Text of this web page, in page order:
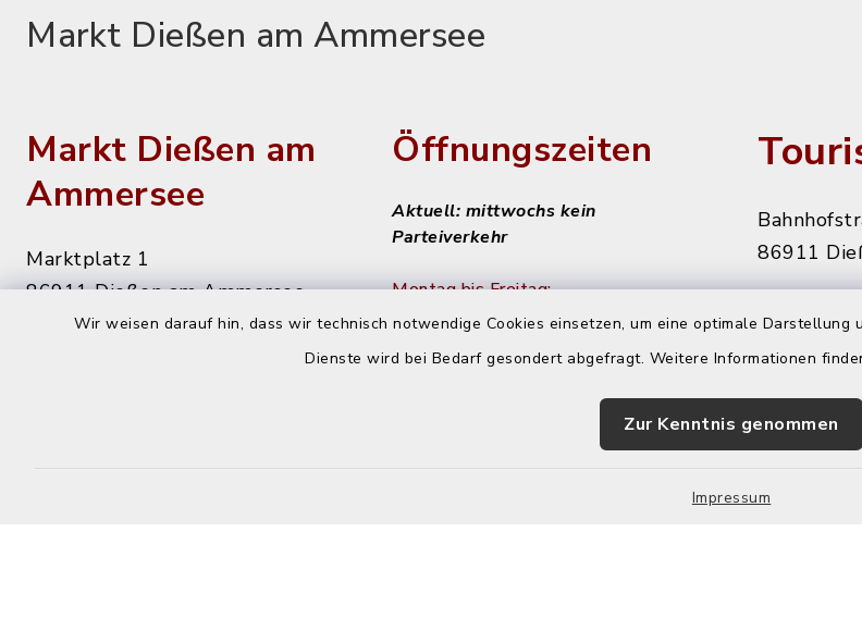
Wir weisen darauf hin, dass wir technisch notwendige Cookies einsetzen, um eine optimale
Dienste wird bei Bedarf gesondert abgefragt. Weitere Informationen
Zur Kenntnis genommen
Impressum
Markt Dießen am Ammersee
Markt Dießen am
Ammersee
Marktplatz 1
86911 Dießen am Ammersee
Öffnungszeiten
Aktuell: mittwochs kein
Parteiverkehr
Montag bis Freitag:
8 - 12 Uhr
Donnerstag nachmittags:
86911